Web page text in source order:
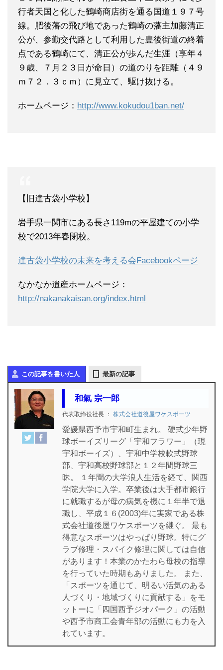
行者天国と化した鶴崎商店街を通る国道１９７号
線。肥後藩の飛び地であった鶴崎の藩主加藤清正
公が、参勤交代路として利用した豊後街道の終着
点である鶴崎にて、清正公が歩んだ生涯（享年４
９歳、７月２３日が命日）の道のりを距離（４９
ｍ７２．３ｃｍ）に見立て、駆け抜ける。
ホームページ： http://www.kokudou1ban.net/
【旧達古袋小学校】
岩手県一関市にある長さ119mの平屋建ての小学
校で2013年春閉校。
達古袋小学校の未来を考える会Facebookページ
なかなか遺産ホームページ：
http://nakanakaisan.org/index.html
この記事を書いた人 最新の記事
和氣 宗一郎
代表取締役社長 ： 株式会社道後屋ワケスポーツ
愛媛県西予市宇和町生まれ。 硬式少年野
球ボーイズリーグ「宇和フラワー」（現
宇和ボーイズ）、宇和中学校軟式野球
部、宇和高校野球部と１２年間野球三
昧。 １年間の大学浪人生活を経て、関西
学院大学に入学。卒業後は大手都市銀行
に就職するが母の病気を機に１年半で退
職し、平成１６(2003)年に実家である株
式会社道後屋ワケスポーツを継ぐ。 最も
得意なスポーツはやっぱり野球。特にグ
ラブ修理・スパイク修理に関しては自信
があります！本業のかたわら母校の指導
を行っていた時期もありました。 また、
「スポーツを通じて、明るい活気のある
人づくり・地域づくりに貢献する」をモ
ットーに「四国西予ジオパーク」の活動
や西予市商工会青年部の活動にも力を入
れています。